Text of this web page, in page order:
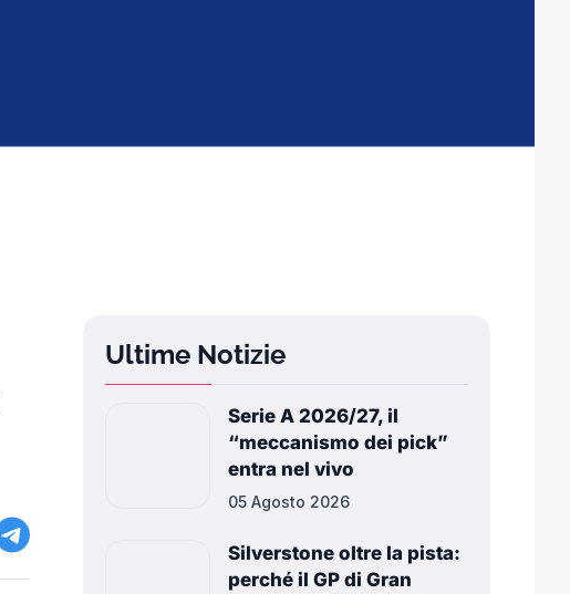
Ultime Notizie
Serie A 2026/27, il
“meccanismo dei pick”
entra nel vivo
05 Agosto 2026
Silverstone oltre la pista:
perché il GP di Gran